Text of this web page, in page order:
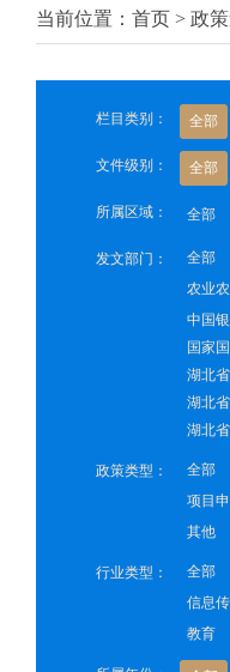
当前位置：首页 > 政
栏目类别： 全部
文件级别： 全部
所属区域： 全部
发文部门： 全部
农业
中国
国家
湖北
湖北
湖北
政策类型： 全部
项目
其他
行业类型： 全部
信息
教育